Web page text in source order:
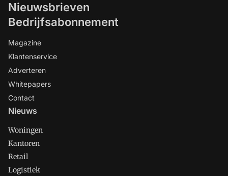
Nieuwsbrieven
Bedrijfsabonnement
Magazine
Klantenservice
Adverteren
Whitepapers
Contact
Nieuws
Woningen
Kantoren
Retail
Logistiek